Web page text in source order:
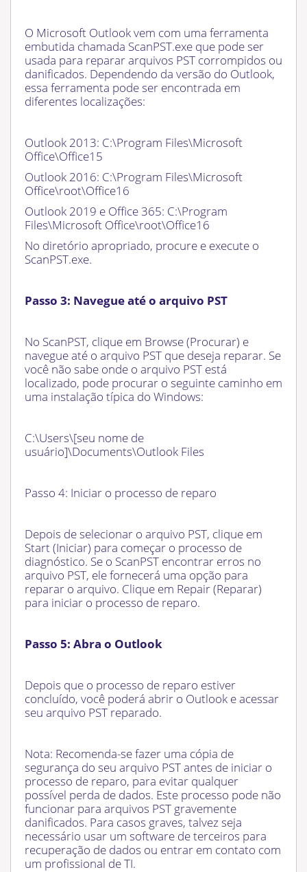
O Microsoft Outlook vem com uma ferramenta
embutida chamada ScanPST.exe que pode ser
usada para reparar arquivos PST corrompidos ou
danificados. Dependendo da versão do Outlook,
essa ferramenta pode ser encontrada em
diferentes localizações:
Outlook 2013: C:\Program Files\Microsoft
Office\Office15
Outlook 2016: C:\Program Files\Microsoft
Office\root\Office16
Outlook 2019 e Office 365: C:\Program
Files\Microsoft Office\root\Office16
No diretório apropriado, procure e execute o
ScanPST.exe.
Passo 3: Navegue até o arquivo PST
No ScanPST, clique em Browse (Procurar) e
navegue até o arquivo PST que deseja reparar. Se
você não sabe onde o arquivo PST está
localizado, pode procurar o seguinte caminho em
uma instalação típica do Windows:
C:\Users\[seu nome de
usuário]\Documents\Outlook Files
Passo 4: Iniciar o processo de reparo
Depois de selecionar o arquivo PST, clique em
Start (Iniciar) para começar o processo de
diagnóstico. Se o ScanPST encontrar erros no
arquivo PST, ele fornecerá uma opção para
reparar o arquivo. Clique em Repair (Reparar)
para iniciar o processo de reparo.
Passo 5: Abra o Outlook
Depois que o processo de reparo estiver
concluído, você poderá abrir o Outlook e acessar
seu arquivo PST reparado.
Nota: Recomenda-se fazer uma cópia de
segurança do seu arquivo PST antes de iniciar o
processo de reparo, para evitar qualquer
possível perda de dados. Este processo pode não
funcionar para arquivos PST gravemente
danificados. Para casos graves, talvez seja
necessário usar um software de terceiros para
recuperação de dados ou entrar em contato com
um profissional de TI.